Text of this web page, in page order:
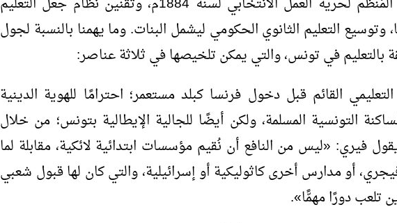
وتوسيع التعليم الثانوي الحكومي ليشمل البنات. وما يهمنا بالنسبة لجول
بالتعليم في تونس، والتي يمكن تلخيصها في ثلاثة عناصر:
القائم قبل دخول فرنسا كبلد مستعمر؛ احترامًا للهوية الدينية
التونسية المسلمة، ولكن أيضًا للجالية الإيطالية بتونس؛ من خلال
فيري: «ليس من النافع أن نُقيم مؤسسات ابتدائية لائكية، مقابلة لما
أو مدارس أخرى كاثوليكية أو إسرائيلية، والتي كان لها قبول شعبي
تلعب دورًا مهمًّا»
.